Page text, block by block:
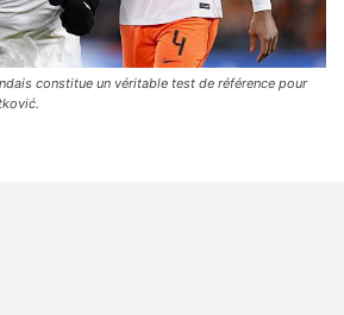
constitue un véritable test de référence pour